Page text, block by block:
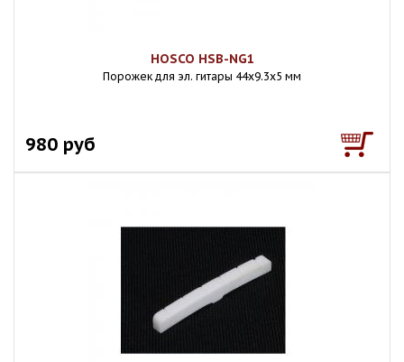
HOSCO HSB-NG1
Порожек для эл. гитары 44x9.3x5 мм
980 руб